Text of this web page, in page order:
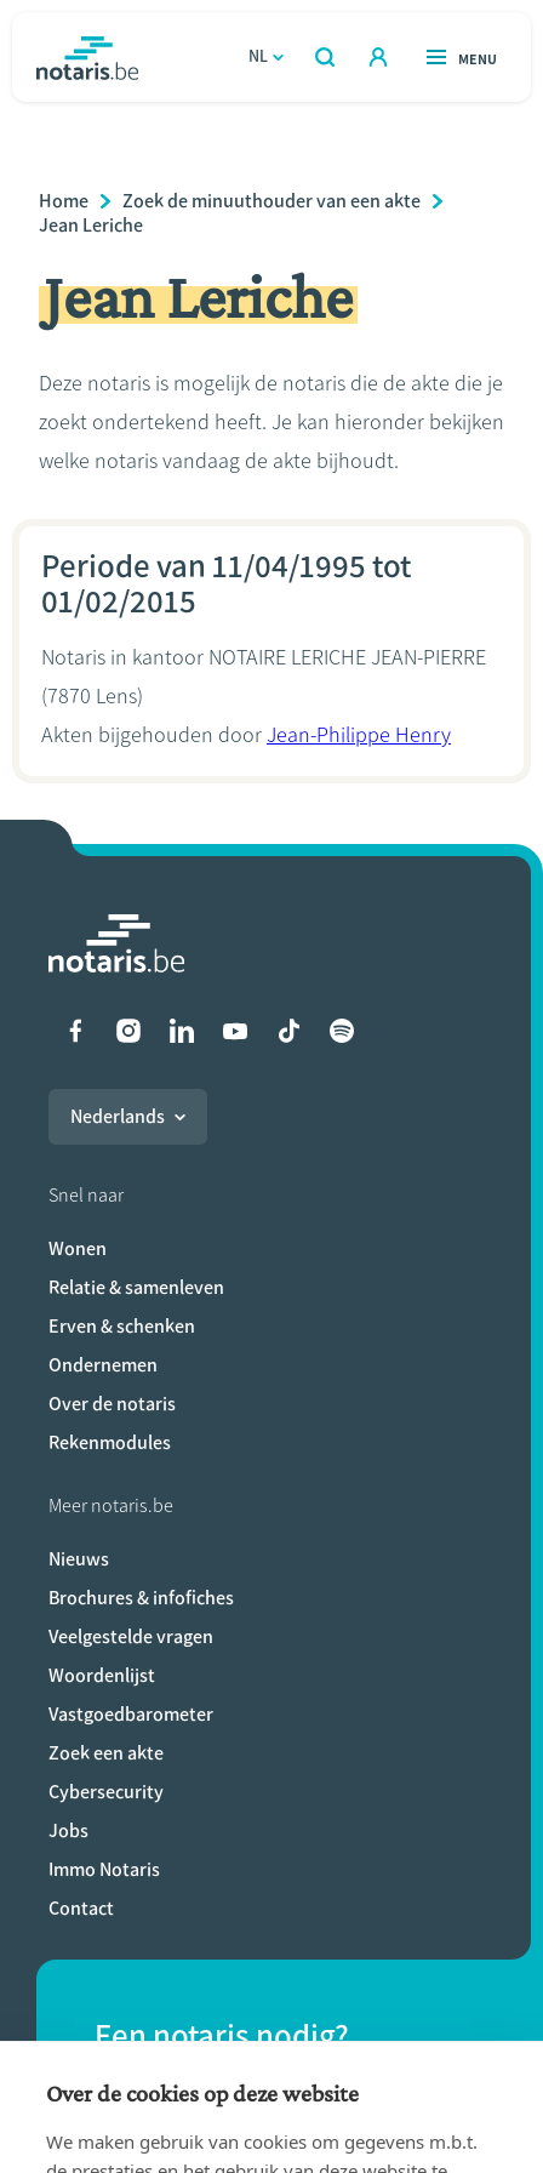
gaan
NL
OPEN
ZOEKEN
OPEN
MENU
Relatie & samenleven
Erven & schenken
Over de notaris
Breadcrumb
Home
Zoek de minuuthouder van een akte
Jean Leriche
Jean Leriche
Deze notaris is mogelijk de notaris die de akte die je
zoekt ondertekend heeft. Je kan hieronder bekijken
welke notaris vandaag de akte bijhoudt.
Periode van 11/04/1995 tot
01/02/2015
Notaris in kantoor NOTAIRE LERICHE JEAN-PIERRE
(7870 Lens)
Akten bijgehouden door Jean-Philippe Henry
Liens vers les réseaux
Nederlands
Snel naar
Wonen
Relatie & samenleven
Erven & schenken
Ondernemen
Over de notaris
Rekenmodules
Meer notaris.be
Nieuws
Brochures & infofiches
Veelgestelde vragen
Woordenlijst
Vastgoedbarometer
Zoek een akte
Cybersecurity
Jobs
Immo Notaris
Contact
Een notaris nodig?
Vind eenvoudig een notaris bij jou in de
buurt.
Over de cookies op deze website
We maken gebruik van cookies om gegevens m.b.t.